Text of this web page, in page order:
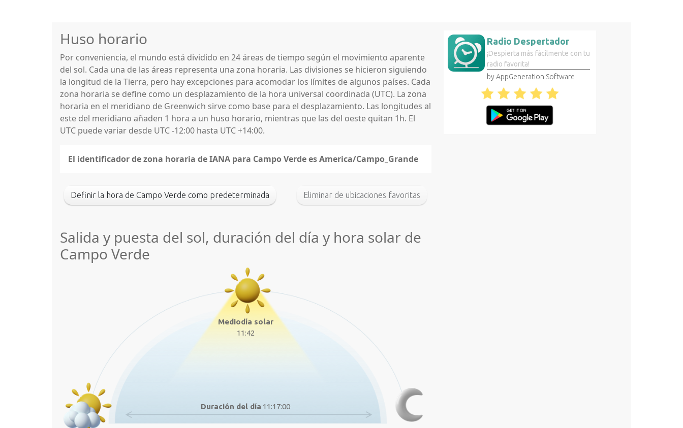
Huso horario
Por conveniencia, el mundo está dividido en 24 áreas de tiempo según el movimiento aparente
del sol. Cada una de las áreas representa una zona horaria. Las divisiones se hicieron siguiendo
la longitud de la Tierra, pero hay excepciones para acomodar los límites de algunos países. Cada
zona horaria se define como un desplazamiento de la hora universal coordinada (UTC). La zona
horaria en el meridiano de Greenwich sirve como base para el desplazamiento. Las longitudes al
este del meridiano añaden 1 hora a un huso horario, mientras que las del oeste quitan 1h. El
UTC puede variar desde UTC -12:00 hasta UTC +14:00.
El identificador de zona horaria de IANA para Campo Verde es America/Campo_Grande
Definir la hora de Campo Verde como predeterminada Eliminar de ubicaciones favoritas
Salida y puesta del sol, duración del día y hora solar de
Campo Verde
Mediodía solar
11:42
Duración del día 11:17:00
Radio Despertador
¡Despierta más fácilmente con tu
radio favorita!
by AppGeneration Software